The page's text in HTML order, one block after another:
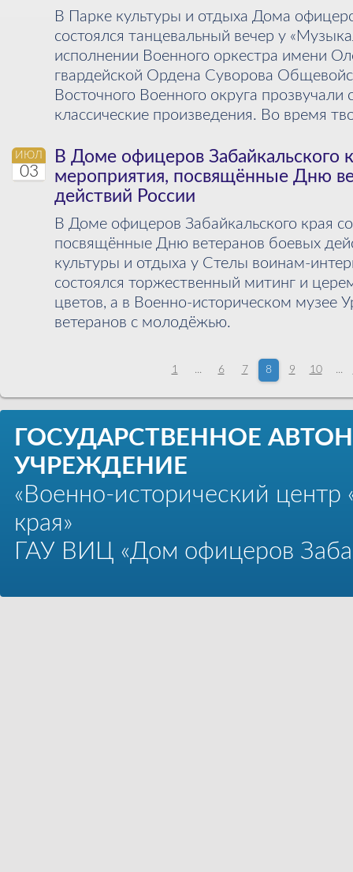
В Парке культуры и отдыха Дома
состоялся танцевальный вечер у
исполнении Военного оркестра имени
гвардейской Ордена Суворова
Восточного Военного округа
классические произведения. Во время
ИЮЛ
03
В Доме офицеров Забайкальского
мероприятия, посвящённые Дню
действий России
В Доме офицеров Забайкальского края
посвящённые Дню ветеранов боевых
культуры и отдыха у Стелы воинам-
состоялся торжественный митинг и
цветов, а в Военно-историческом музее
ветеранов с молодёжью.
1 ... 6 7 8 9 10 ...
ГОСУДАРСТВЕННОЕ
УЧРЕЖДЕНИЕ
«Военно-исторический
края»
ГАУ ВИЦ «Дом офицеров